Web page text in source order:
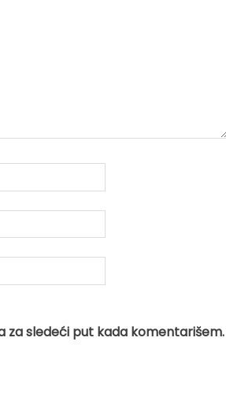
za sledeći put kada komentarišem.